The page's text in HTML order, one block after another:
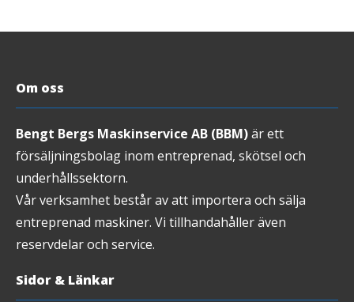
Om oss
Bengt Bergs Maskinservice AB (BBM)är ett
försäljningsbolag inom entreprenad, skötsel och
underhållssektorn.
Vår verksamhet består av att importera och sälja
entreprenad maskiner. Vi tillhandahåller även
reservdelar och service.
Sidor & Länkar